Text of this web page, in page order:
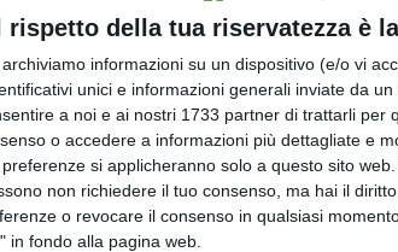
rispetto della tua riservatezza è
informazioni su un dispositivo (e/o vi
unici e informazioni generali inviate da
a noi e ai nostri 1733 partner di trattarli per
o accedere a informazioni più dettagliate e
si applicheranno solo a questo sito
non richiedere il tuo consenso, ma hai il
o revocare il consenso in qualsiasi
in fondo alla pagina web.
e l’Emilia Romagna sia di nuovo alle prese con
e gelate oltre le previsioni.
notte tra il 6 e il 7 aprile, al momento quella
ma anche pereti e meleti, stanno infatti
il termometro fino a -4 gradi. In Romagna e
a foglia destinati al consumo fresco, ma anche ai
lessati dal freddo.